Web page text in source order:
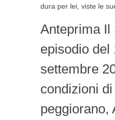
dura per lei, viste le
Anteprima Il
episodio del
settembre
condizioni
peggiorano,